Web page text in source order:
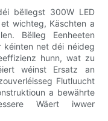
bëllegst 300W LED
wichteg, Käschten a
Bëlleg Eenheeten
kéinten net déi néideg
hunn, wat zu
wéinst Ersatz an
Flutluucht
a bewährte
Wäert iwwer